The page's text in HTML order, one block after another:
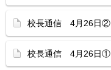
校長通信 4月26日②
校長通信 4月26日①